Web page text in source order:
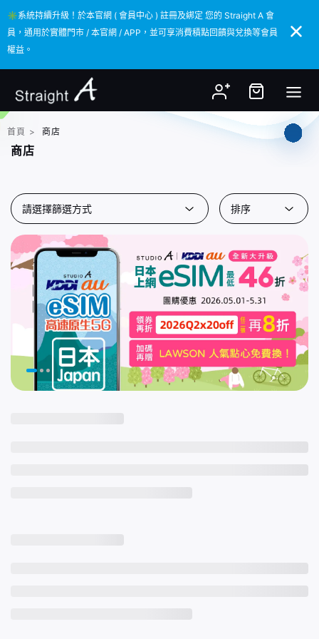
✳️系統持續升級！於本官網 ( 會員中心 ) 註冊及綁定 您的 Straight A 會
員，通用於實體門市 / 本官網 / APP，並可享消費積點回饋與兌換等會員
權益。
✳️系統持續升級！於本官網 ( 會員中心 ) 註冊及綁定 您的 Straight A 會
員，通用於實體門市 / 本官網 / APP，並可享消費積點回饋與兌換等會員
權益。
首頁 > 商店
商店
請選擇篩選方式 排序